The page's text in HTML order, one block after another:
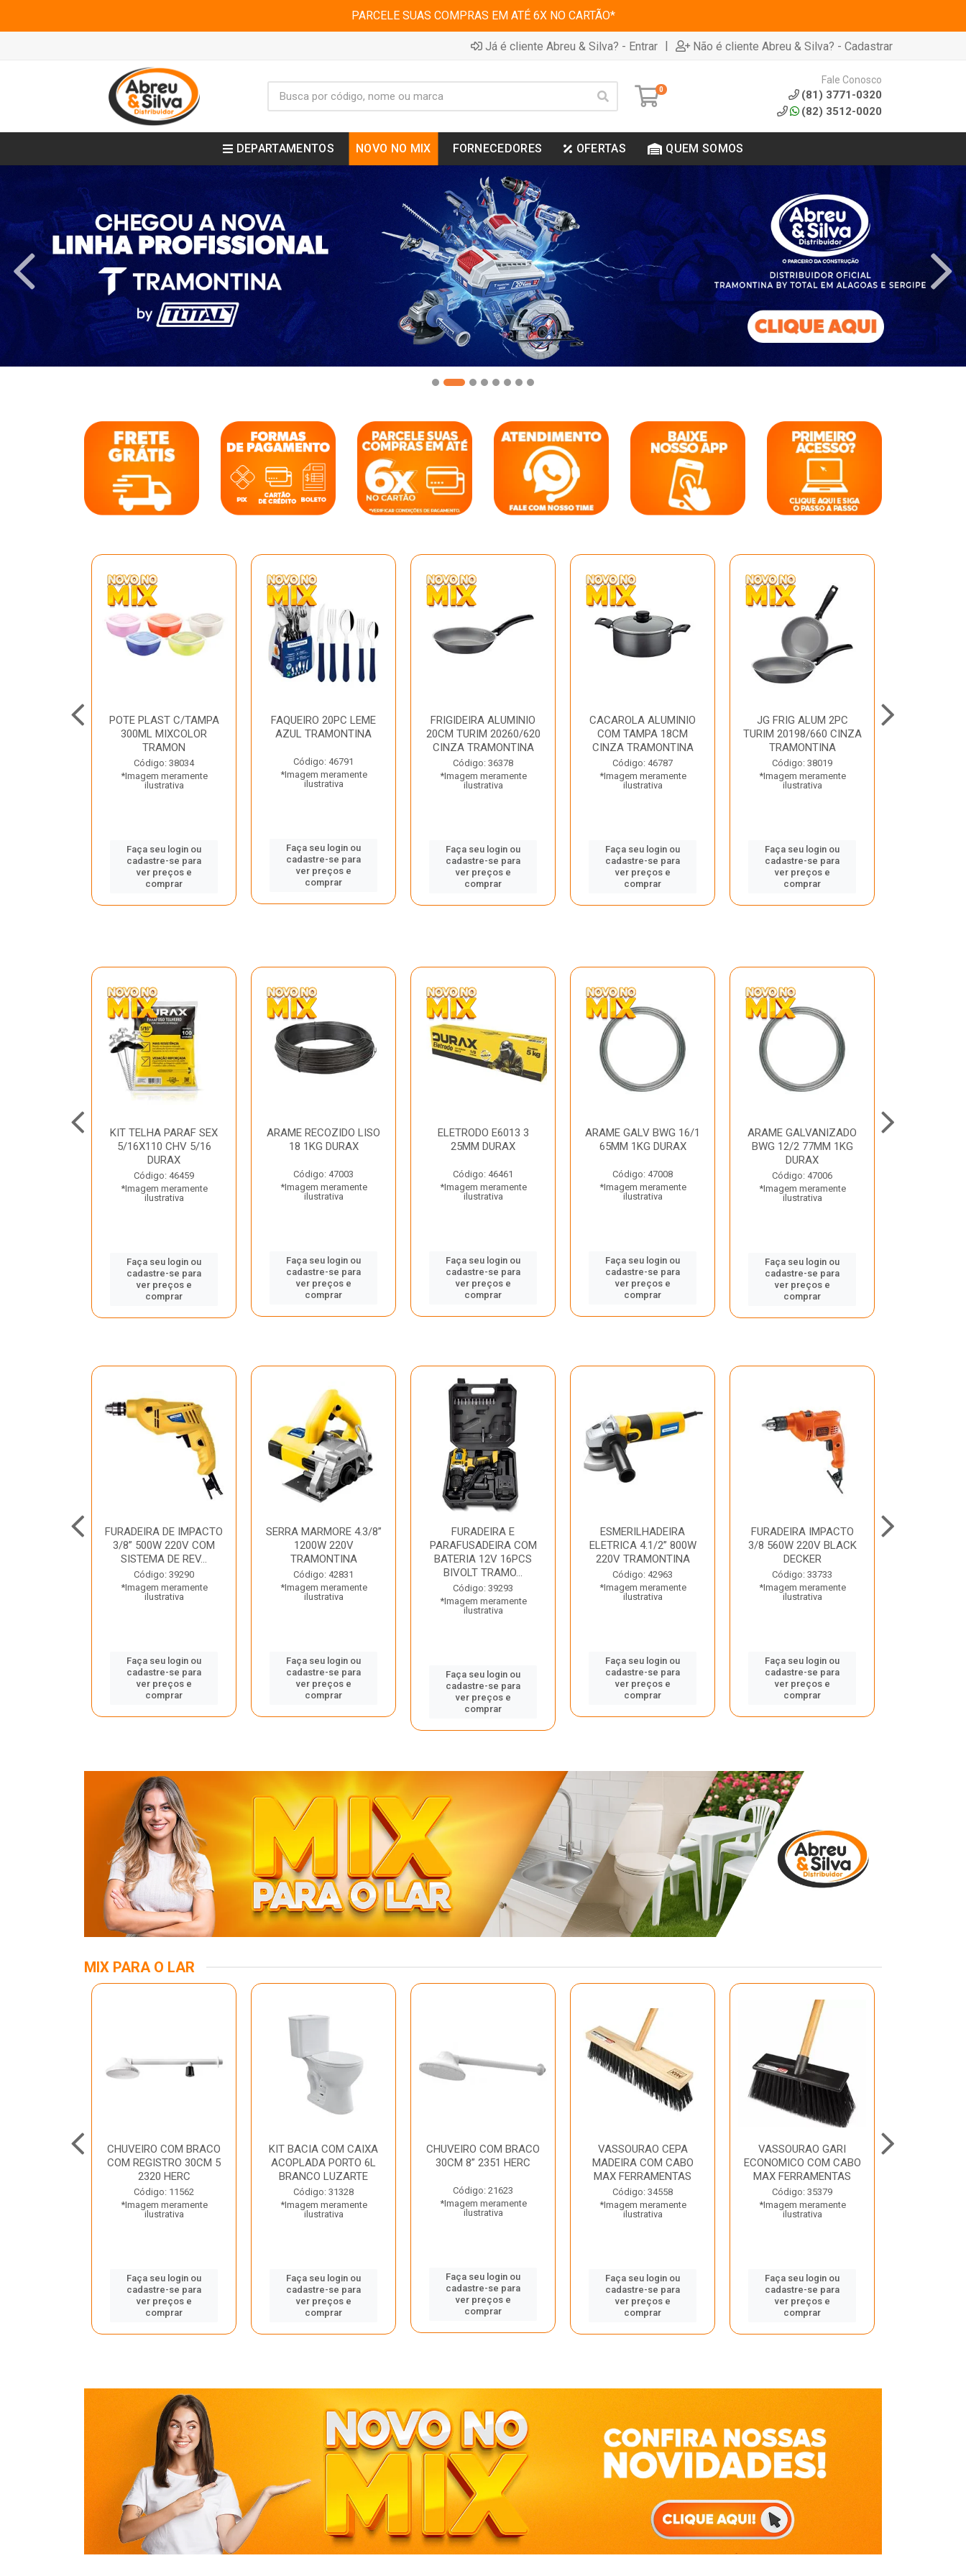
PARCELE SUAS COMPRAS EM ATÉ 6X NO CARTÃO*
Já é cliente Abreu & Silva? - Entrar | Não é cliente Abreu & Silva? - Cadastrar
0
Fale Conosco
(81) 3771-0320
(82) 3512-0020
DEPARTAMENTOS NOVO NO MIX FORNECEDORES OFERTAS QUEM SOMOS
POTE PLAST C/TAMPA
300ML MIXCOLOR
TRAMON
Código: 38034
*Imagem meramente
ilustrativa
Faça seu login ou
cadastre-se para
ver preços e
comprar
FAQUEIRO 20PC LEME
AZUL TRAMONTINA
Código: 46791
*Imagem meramente
ilustrativa
Faça seu login ou
cadastre-se para
ver preços e
comprar
FRIGIDEIRA ALUMINIO
20CM TURIM 20260/620
CINZA TRAMONTINA
Código: 36378
*Imagem meramente
ilustrativa
Faça seu login ou
cadastre-se para
ver preços e
comprar
CACAROLA ALUMINIO
COM TAMPA 18CM
CINZA TRAMONTINA
Código: 46787
*Imagem meramente
ilustrativa
Faça seu login ou
cadastre-se para
ver preços e
comprar
JG FRIG ALUM 2PC
TURIM 20198/660 CINZA
TRAMONTINA
Código: 38019
*Imagem meramente
ilustrativa
Faça seu login ou
cadastre-se para
ver preços e
comprar
KIT TELHA PARAF SEX
5/16X110 CHV 5/16
DURAX
Código: 46459
*Imagem meramente
ilustrativa
Faça seu login ou
cadastre-se para
ver preços e
comprar
ARAME RECOZIDO LISO
18 1KG DURAX
Código: 47003
*Imagem meramente
ilustrativa
Faça seu login ou
cadastre-se para
ver preços e
comprar
ELETRODO E6013 3
25MM DURAX
Código: 46461
*Imagem meramente
ilustrativa
Faça seu login ou
cadastre-se para
ver preços e
comprar
ARAME GALV BWG 16/1
65MM 1KG DURAX
Código: 47008
*Imagem meramente
ilustrativa
Faça seu login ou
cadastre-se para
ver preços e
comprar
ARAME GALVANIZADO
BWG 12/2 77MM 1KG
DURAX
Código: 47006
*Imagem meramente
ilustrativa
Faça seu login ou
cadastre-se para
ver preços e
comprar
FURADEIRA DE IMPACTO
3/8” 500W 220V COM
SISTEMA DE REV...
Código: 39290
*Imagem meramente
ilustrativa
Faça seu login ou
cadastre-se para
ver preços e
comprar
SERRA MARMORE 4.3/8”
1200W 220V
TRAMONTINA
Código: 42831
*Imagem meramente
ilustrativa
Faça seu login ou
cadastre-se para
ver preços e
comprar
FURADEIRA E
PARAFUSADEIRA COM
BATERIA 12V 16PCS
BIVOLT TRAMO...
Código: 39293
*Imagem meramente
ilustrativa
Faça seu login ou
cadastre-se para
ver preços e
comprar
ESMERILHADEIRA
ELETRICA 4.1/2” 800W
220V TRAMONTINA
Código: 42963
*Imagem meramente
ilustrativa
Faça seu login ou
cadastre-se para
ver preços e
comprar
FURADEIRA IMPACTO
3/8 560W 220V BLACK
DECKER
Código: 33733
*Imagem meramente
ilustrativa
Faça seu login ou
cadastre-se para
ver preços e
comprar
MIX PARA O LAR
CHUVEIRO COM BRACO
COM REGISTRO 30CM 5
2320 HERC
Código: 11562
*Imagem meramente
ilustrativa
Faça seu login ou
cadastre-se para
ver preços e
comprar
KIT BACIA COM CAIXA
ACOPLADA PORTO 6L
BRANCO LUZARTE
Código: 31328
*Imagem meramente
ilustrativa
Faça seu login ou
cadastre-se para
ver preços e
comprar
CHUVEIRO COM BRACO
30CM 8” 2351 HERC
Código: 21623
*Imagem meramente
ilustrativa
Faça seu login ou
cadastre-se para
ver preços e
comprar
VASSOURAO CEPA
MADEIRA COM CABO
MAX FERRAMENTAS
Código: 34558
*Imagem meramente
ilustrativa
Faça seu login ou
cadastre-se para
ver preços e
comprar
VASSOURAO GARI
ECONOMICO COM CABO
MAX FERRAMENTAS
Código: 35379
*Imagem meramente
ilustrativa
Faça seu login ou
cadastre-se para
ver preços e
comprar